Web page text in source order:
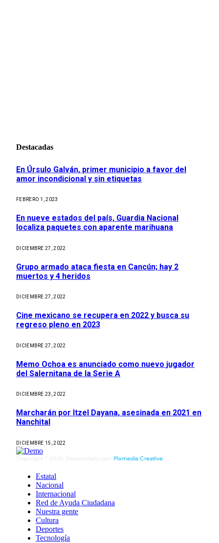
Destacadas
En Úrsulo Galván, primer municipio a favor del
amor incondicional y sin etiquetas
FEBRERO 1, 2023
En nueve estados del país, Guardia Nacional
localiza paquetes con aparente marihuana
DICIEMBRE 27, 2022
Grupo armado ataca fiesta en Cancún; hay 2
muertos y 4 heridos
DICIEMBRE 27, 2022
Cine mexicano se recupera en 2022 y busca su
regreso pleno en 2023
DICIEMBRE 27, 2022
Memo Ochoa es anunciado como nuevo jugador
del Salernitana de la Serie A
DICIEMBRE 23, 2022
Marcharán por Itzel Dayana, asesinada en 2021 en
Nanchital
DICIEMBRE 15, 2022
Estatal
Nacional
Internacional
Red de Ayuda Ciudadana
Nuestra gente
Cultura
Deportes
Tecnología